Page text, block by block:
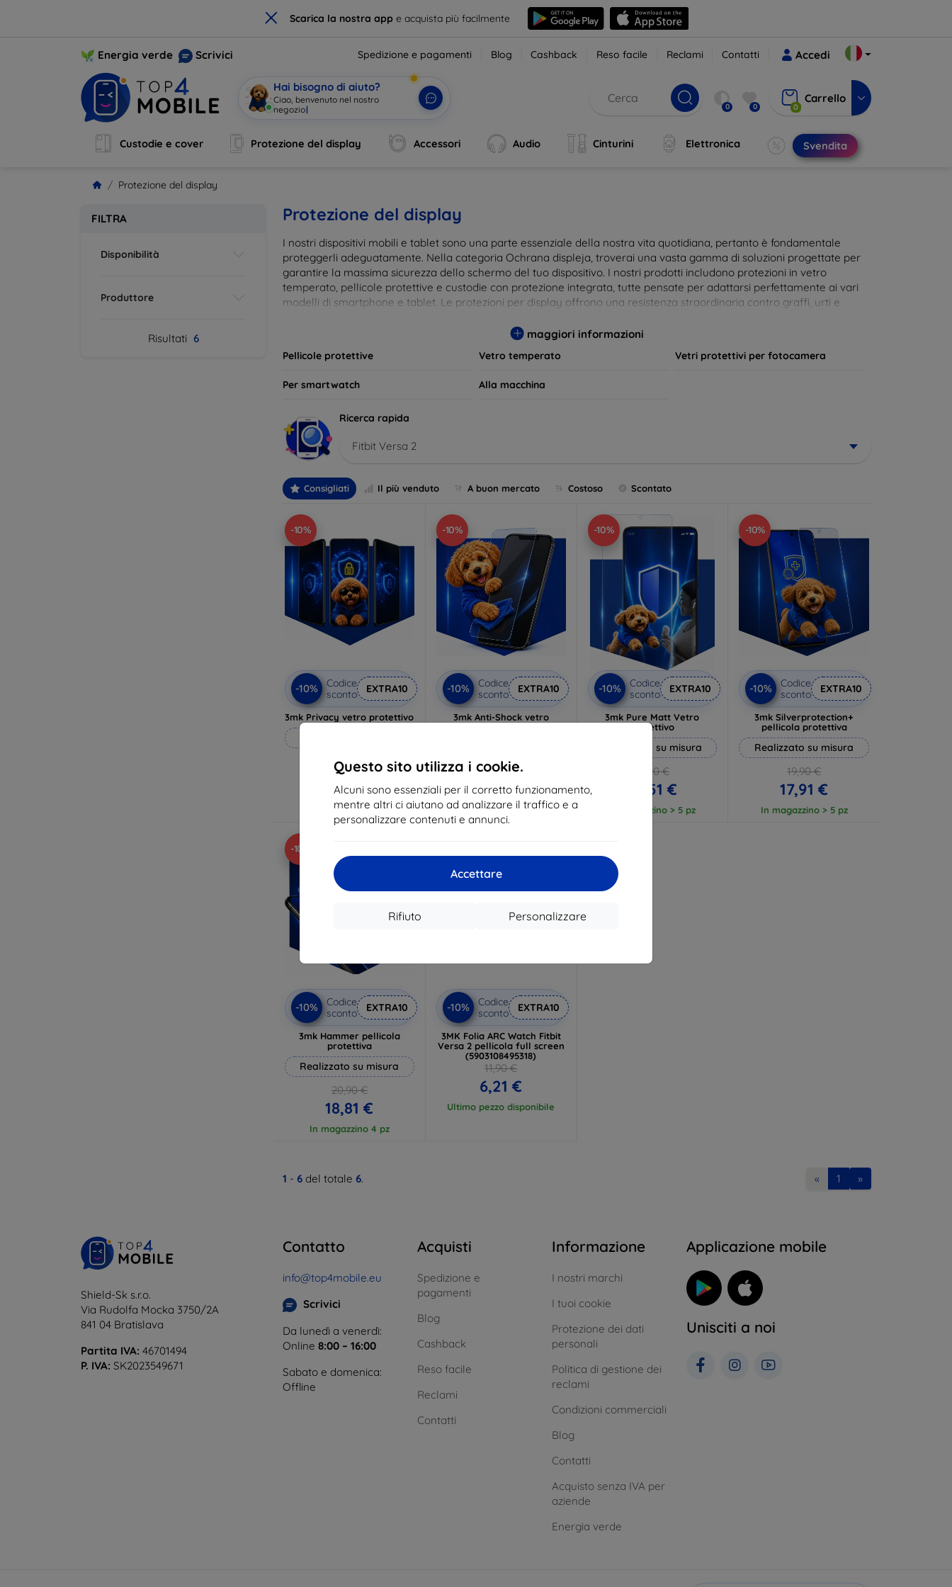
× Scarica la nostra appe acquista più facilmente
Questo sito utilizza i cookie.
Alcuni sono essenziali per il corretto funzionamento,
mentre altri ci aiutano ad analizzare il traffico e a
personalizzare contenuti e annunci.
Accettare
Personalizzare
Rifiuto
Energia verde Scrivici Spedizione e pagamenti Blog Cashback Reso facile Reclami Contatti Accedi
Hai bisogno di aiuto?
Ciao, benvenuto nel nostro 0 0 0
Carrello
Custodie e cover Protezione del display Accessori Audio Cinturini Elettronica Svendita
Protezione del display
FILTRA
Disponibilità
Produttore
Risultati 6
Protezione del display
I nostri dispositivi mobili e tablet sono una parte essenziale della nostra vita quotidiana, pertanto è fondamentale
proteggerli adeguatamente. Nella categoria Ochrana displeja, troverai una vasta gamma di soluzioni progettate per
garantire la massima sicurezza dello schermo del tuo dispositivo. I nostri prodotti includono protezioni in vetro
temperato, pellicole protettive e custodie con protezione integrata, tutte pensate per adattarsi perfettamente ai vari
modelli di smartphone e tablet. Le protezioni per display offrono una resistenza straordinaria contro graffi, urti e
ideale per le tue esigenze e mantieni il tuo dispositivo come nuovo più a lungo.
maggiori informazioni
Pellicole protettive Vetro temperato Vetri protettivi per fotocamera
Per smartwatch Alla macchina
Ricerca rapida
Fitbit Versa 2
Consigliati Il più venduto A buon mercato Costoso Scontato
-10%
-10%
Codice
sconto
EXTRA10
3mk Privacy vetro protettivo
21,90 €
19,72 €
In magazzino 3 pz
-10%
-10%
Codice
sconto
EXTRA10
3mk Anti-Shock vetro
protettivo
17,90 €
16,10 €
In magazzino > 5 pz
-10%
-10%
Codice
sconto
EXTRA10
3mk Pure Matt Vetro
protettivo
Realizzato su misura
13,90 €
12,51 €
In magazzino > 5 pz
-10%
-10%
Codice
sconto
EXTRA10
3mk Silverprotection+
pellicola protettiva
Realizzato su misura
19,90 €
17,91 €
In magazzino > 5 pz
-10%
-10%
Codice
sconto
EXTRA10
3mk Hammer pellicola
protettiva
Realizzato su misura
20,90 €
18,81 €
In magazzino 4 pz
-10%
Codice
sconto
EXTRA10
3MK Folia ARC Watch Fitbit
Versa 2 pellicola full screen
(5903108495318)
11,90 €
6,21 €
Ultimo pezzo disponibile
1 - 6 del totale 6. « 1 »
Shield-Sk s.r.o.
Via Rudolfa Mocka 3750/2A
841 04 Bratislava
Partita IVA: 46701494
P. IVA: SK2023549671
Contatto
info@top4mobile.eu
Scrivici
Da lunedì a venerdì:
Online 8:00 – 16:00
Sabato e domenica:
Offline
Acquisti
Spedizione e
pagamenti
Blog
Cashback
Reso facile
Reclami
Contatti
Informazione
I nostri marchi
I tuoi cookie
Protezione dei dati
personali
Politica di gestione dei
reclami
Condizioni commerciali
Blog
Contatti
Acquisto senza IVA per
aziende
Energia verde
Applicazione mobile
Unisciti a noi